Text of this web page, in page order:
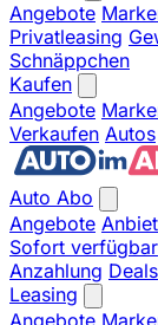
Angebote
Privatleasing
Schnäppchen
Kaufen
Angebote
Verkaufen Autos
Auto Abo
Angebote
Sofort verfügbar
Anzahlung Deals
Leasing
Angebote